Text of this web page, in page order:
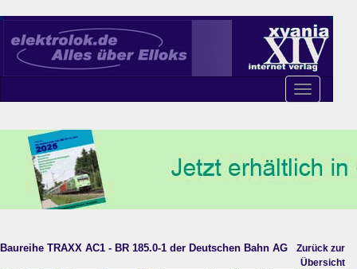
Toggle
navigation
Baureihe TRAXX AC1 - BR 185.0-1 der Deutschen Bahn AG
Zurück zur
Übersicht